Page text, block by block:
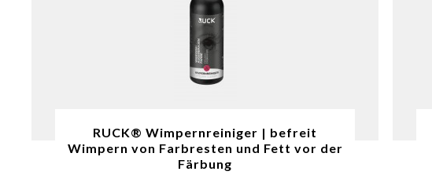
RUCK® Wimpernreiniger | befreit
Wimpern von Farbresten und Fett vor der
Färbung